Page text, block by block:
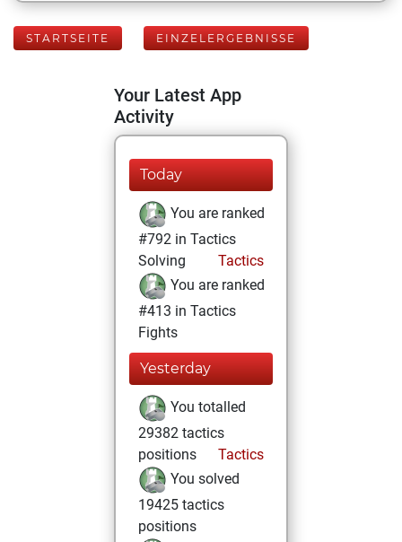
STARTSEITE EINZELERGEBNISSE
Your Latest App
Activity
Today
You are ranked
#792 in Tactics
Solving
Tactics
You are ranked
#413 in Tactics
Fights
Yesterday
You totalled
29382 tactics
positions
Tactics
You solved
19425 tactics
positions